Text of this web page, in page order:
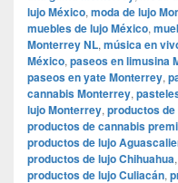
lujo México, moda de lujo
muebles de lujo México,
Monterrey NL, música en
México, paseos en limusina
paseos en yate Monterrey,
cannabis Monterrey,
lujo Monterrey, productos
productos de cannabis
productos de lujo
productos de lujo Chihuahua,
productos de lujo Culiacán,